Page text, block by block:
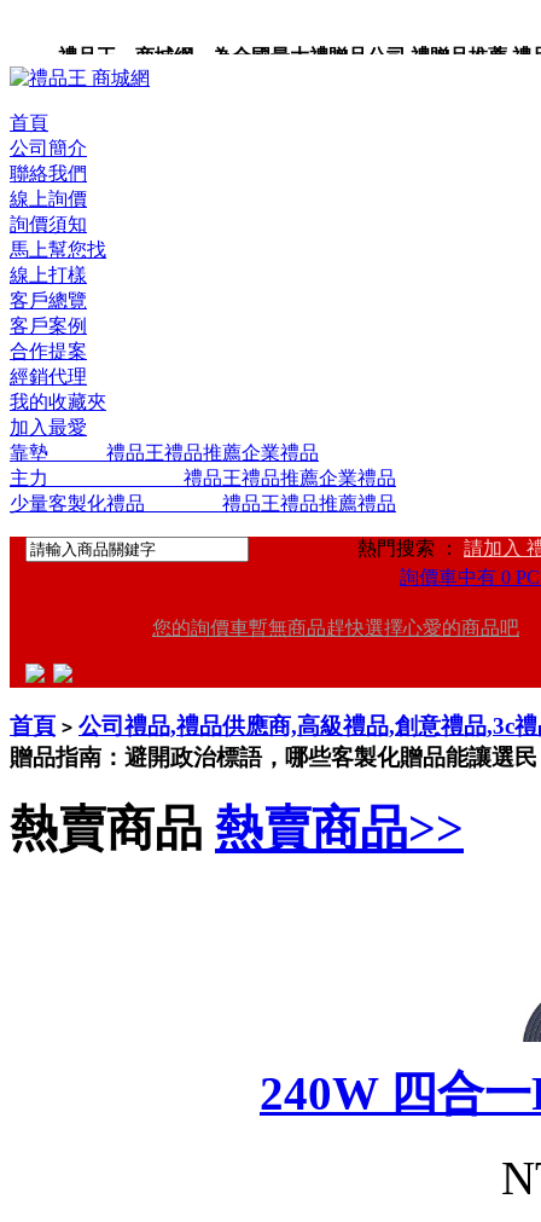
禮品王 商城網 為全國最大禮贈品公司,禮贈品推薦,禮
品包裝,禮品卡,企業禮品,禮品小物,高級禮品,禮品網站。
首頁
公司簡介
聯絡我們
線上詢價
詢價須知
馬上幫您找
線上打樣
客戶總覽
客戶案例
合作提案
經銷代理
我的收藏夾
加入最愛
靠墊 禮品王禮品推薦企業禮品
主力 禮品王禮品推薦企業禮品
少量客製化禮品 禮品王禮品推薦禮品
熱門搜索 ： 請加入
詢價車中有 0
您的詢價車暫無商品趕快選擇心愛的商品吧
首頁 > 公司禮品,禮品供應商,高級禮品,創意禮品,3c
贈品指南：避開政治標語，哪些客製化贈品能讓選
熱賣商品 熱賣商品>>
240W 四合